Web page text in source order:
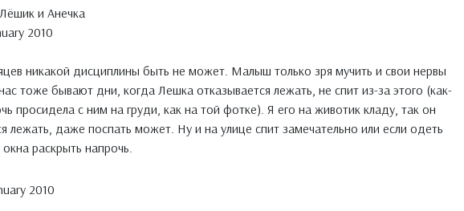
и Анечка
2010
никакой дисциплины быть не может. Малыш только зря мучить и свои нервы
тоже бывают дни, когда Лешка отказывается лежать, не спит из-за этого (как-
просидела с ним на груди, как на той фотке). Я его на животик кладу, так он
лежать, даже поспать может. Ну и на улице спит замечательно или если одеть
раскрыть напрочь.
2010